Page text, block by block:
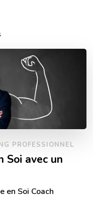
PROFESSIONNEL
Soi avec un
en Soi Coach